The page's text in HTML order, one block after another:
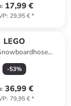
: 17,99 €
: 29,95 €*
LEGO
in Blau
-53%
: 36,99 €
: 79,95 €*